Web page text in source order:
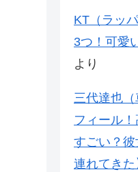
KT（ラッ
3つ！可愛
より
三代達也
フィール
すごい？
連れてきた